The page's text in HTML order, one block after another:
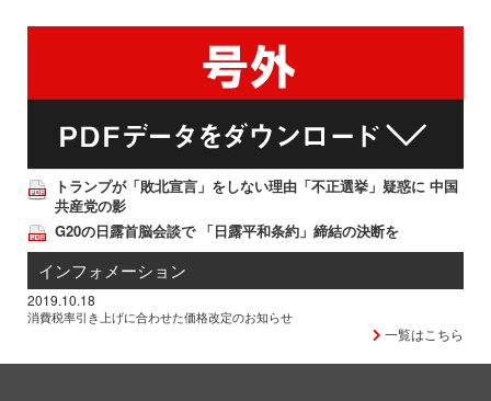
トランプが「敗北宣言」をしない理由「不正選挙」疑惑に 中国
共産党の影
G20の日露首脳会談で 「日露平和条約」締結の決断を
インフォメーション
2019.10.18
消費税率引き上げに合わせた価格改定のお知らせ
一覧はこちら